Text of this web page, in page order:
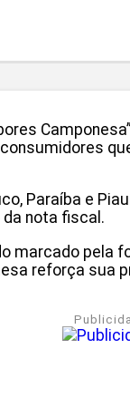
Paraíba e
nota fiscal.
marcado
reforça